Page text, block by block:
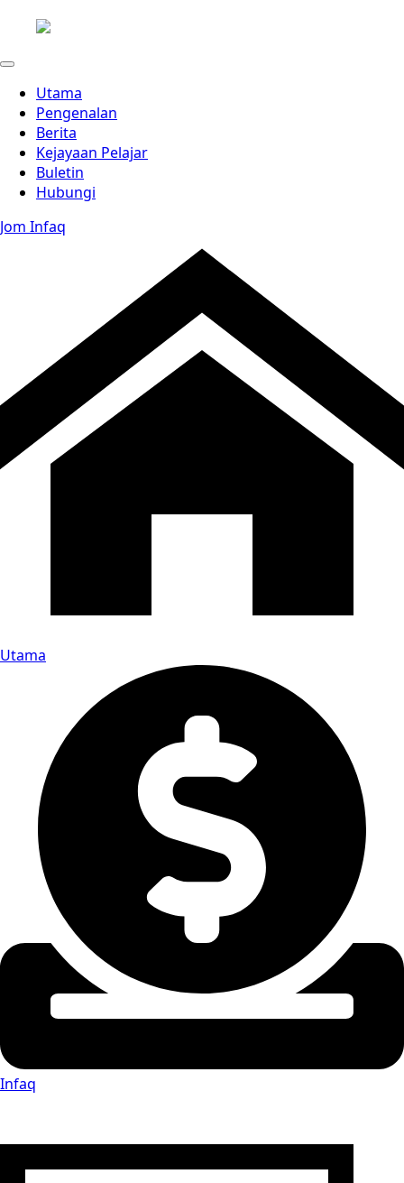
Utama
Pengenalan
Berita
Kejayaan Pelajar
Buletin
Hubungi
Jom Infaq
Utama
Infaq